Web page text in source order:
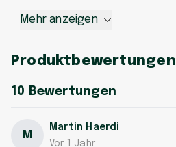
Mehr anzeigen
Produktbewertungen
10 Bewertungen
M
Martin Haerdi
Vor 1 Jahr